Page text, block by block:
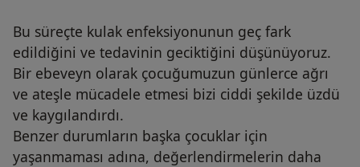
Bu süreçte kulak enfeksiyonunun geç fark
edildiğini ve tedavinin geciktiğini düşünüyoruz.
Bir ebeveyn olarak çocuğumuzun günlerce ağrı
ve ateşle mücadele etmesi bizi ciddi şekilde üzdü
ve kaygılandırdı.
Benzer durumların başka çocuklar için
yaşanmaması adına, değerlendirmelerin daha